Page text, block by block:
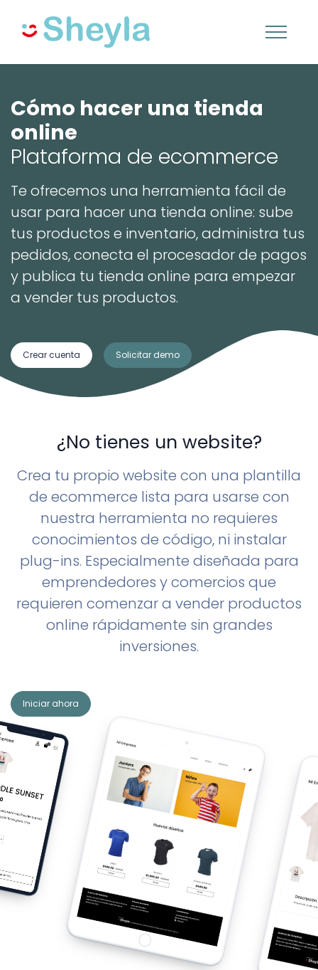
Cómo hacer una tienda
online
Plataforma de ecommerce
Te ofrecemos una herramienta fácil de
usar para hacer una tienda online: sube
tus productos e inventario, administra tus
pedidos, conecta el procesador de pagos
y publica tu tienda online para empezar
a vender tus productos.
Crear cuenta Solicitar demo
¿No tienes un website?
Crea tu propio website con una plantilla
de ecommerce lista para usarse con
nuestra herramienta no requieres
conocimientos de código, ni instalar
plug-ins. Especialmente diseñada para
emprendedores y comercios que
requieren comenzar a vender productos
online rápidamente sin grandes
inversiones.
Iniciar ahora